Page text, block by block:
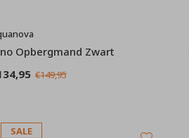
Opbergmand Zwart
€149,95
SALE